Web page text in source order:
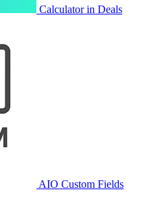
Calculator in Deals
AIO Custom Fields